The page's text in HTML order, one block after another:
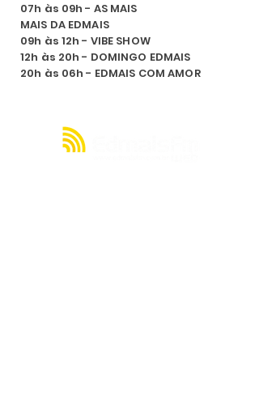
07h às 09h - AS MAIS
MAIS DA EDMAIS
09h às 12h - VIBE SHOW
12h às 20h - DOMINGO EDMAIS
20h às 06h - EDMAIS COM AMOR